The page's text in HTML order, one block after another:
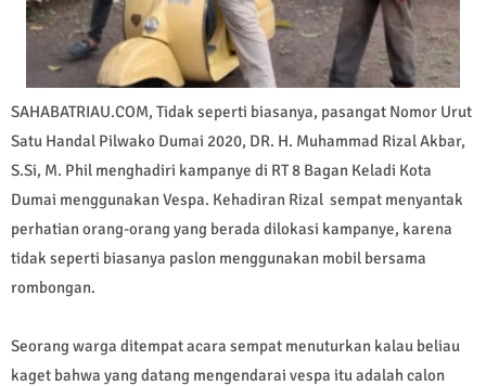
SAHABATRIAU.COM, Tidak seperti biasanya, pasangat Nomor Urut
Satu Handal Pilwako Dumai 2020, DR. H. Muhammad Rizal Akbar,
S.Si, M. Phil menghadiri kampanye di RT 8 Bagan Keladi Kota
Dumai menggunakan Vespa. Kehadiran Rizal sempat menyantak
perhatian orang-orang yang berada dilokasi kampanye, karena
tidak seperti biasanya paslon menggunakan mobil bersama
rombongan.
Seorang warga ditempat acara sempat menuturkan kalau beliau
kaget bahwa yang datang mengendarai vespa itu adalah calon